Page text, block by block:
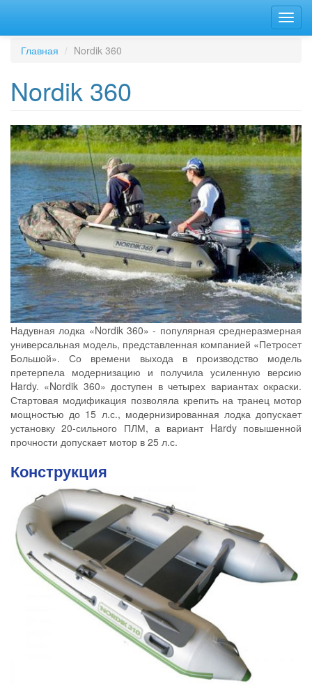
основному
содержанию
Главная
Nordik 360
Nordik 360
Надувная лодка «Nordik 360» - популярная среднеразмерная
универсальная модель, представленная компанией «Петросет
Большой». Со времени выхода в производство модель
претерпела модернизацию и получила усиленную версию
Hardy. «Nordik 360» доступен в четырех вариантах окраски.
Стартовая модификация позволяла крепить на транец мотор
мощностью до 15 л.с., модернизированная лодка допускает
установку 20-сильного ПЛМ, а вариант Hardy повышенной
прочности допускает мотор в 25 л.с.
Конструкция